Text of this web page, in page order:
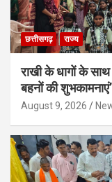
छत्तीसगढ़ राज्य
राखी के धागों के
बहनों की शुभकामनाएं’
August 9, 2026